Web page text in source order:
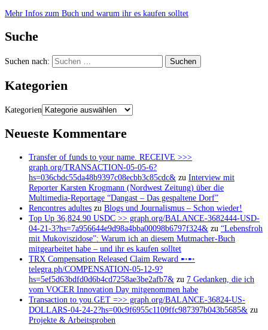
Mehr Infos zum Buch und warum ihr es kaufen solltet
Suche
Suchen nach:
Kategorien
Kategorien
Neueste Kommentare
Transfer of funds to your name. RECEIVE >>>
graph.org/TRANSACTION-05-05-6?
hs=036cbdc55da48b9397c08ecbb3c85cdc& zu Interview mit
Reporter Karsten Krogmann (Nordwest Zeitung) über die
Multimedia-Reportage “Dangast – Das gespaltene Dorf”
Rencontres adultes zu Blogs und Journalismus – Schon wieder!
Top Up 36,824.90 USDC >> graph.org/BALANCE-3682444-USD-
04-21-3?hs=7a956644e9d98a4bba00098b6797f324& zu “Lebensfroh
mit Mukoviszidose”: Warum ich an diesem Mutmacher-Buch
mitgearbeitet habe – und ihr es kaufen solltet
TRX Compensation Released Claim Reward ➸➸
telegra.ph/COMPENSATION-05-12-9?
hs=5ef5d63bdfd0d6b4cd7258ae3be2afb7& zu 7 Gedanken, die ich
vom VOCER Innovation Day mitgenommen habe
Transaction to you.GET =>> graph.org/BALANCE-36824-US-
DOLLARS-04-24-2?hs=00c9f6955c1109ffc987397b043b5685& zu
Projekte & Arbeitsproben